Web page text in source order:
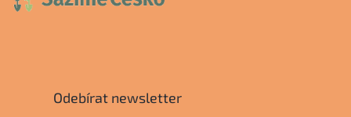
Odebírat newsletter